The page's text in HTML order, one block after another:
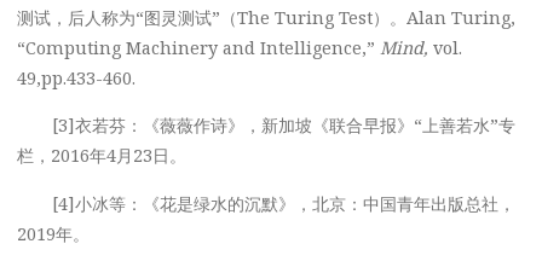
测试，后人称为“图灵测试”（The Turing Test）。Alan Turing,
“Computing Machinery and Intelligence,” Mind,vol.
49,pp.433-460.
[3]衣若芬：《薇薇作诗》，新加坡《联合早报》“上善若水”专
栏，2016年4月23日。
[4]小冰等：《花是绿水的沉默》，北京：中国青年出版总社，
2019年。